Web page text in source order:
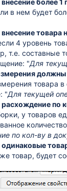
более
в нем будет
товара
4 уровень
т.е. составные
"Для
должны
товара в
"Для текущей
расхождение по
у товаров
по кол-ву в
одинаковые
товар, будет